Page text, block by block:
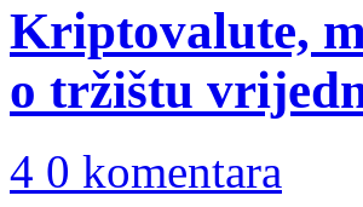
Kriptovalute,
o tržištu
4 0 komentara